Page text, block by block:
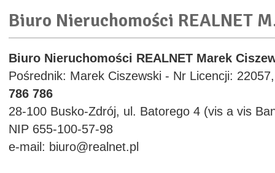
Biuro Nieruchomości REALNET
Biuro Nieruchomości REALNET Marek
Pośrednik: Marek Ciszewski - Nr Licencji:
786 786
28-100 Busko-Zdrój, ul. Batorego 4 (vis a vis
NIP 655-100-57-98
e-mail: biuro@realnet.pl